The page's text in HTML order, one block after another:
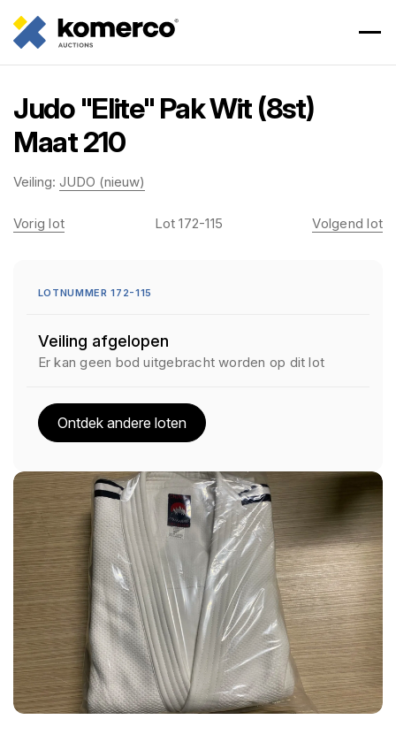
Judo "Elite" Pak Wit (8st)
Maat 210
Veiling: JUDO (nieuw)
Vorig lot Lot 172-115 Volgend lot
LOTNUMMER 172-115
Veiling afgelopen
Er kan geen bod uitgebracht worden op dit lot
Ontdek andere loten